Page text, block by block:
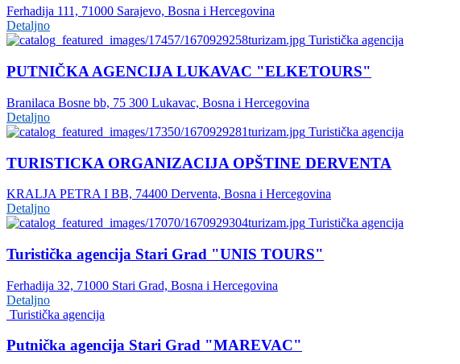
Ferhadija 111, 71000 Sarajevo, Bosna i Hercegovina
Detaljno
Turistička agencija
PUTNIČKA AGENCIJA LUKAVAC "ELKETOURS"
Branilaca Bosne bb, 75 300 Lukavac, Bosna i Hercegovina
Detaljno
Turistička agencija
TURISTICKA ORGANIZACIJA OPŠTINE DERVENTA
KRALJA PETRA I BB, 74400 Derventa, Bosna i Hercegovina
Detaljno
Turistička agencija
Turistička agencija Stari Grad "UNIS TOURS"
Ferhadija 32, 71000 Stari Grad, Bosna i Hercegovina
Detaljno
Turistička agencija
Putnička agencija Stari Grad "MAREVAC"